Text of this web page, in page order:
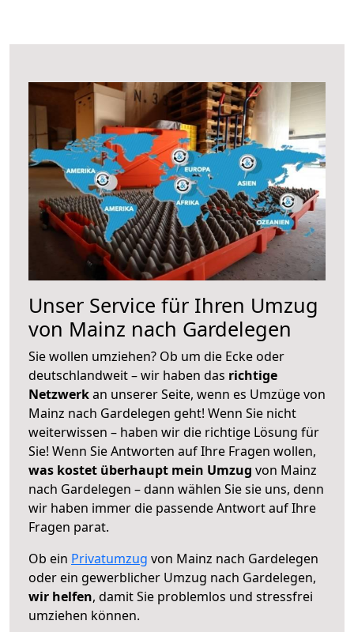
Unser Service für Ihren Umzug
von Mainz nach Gardelegen
Sie wollen umziehen? Ob um die Ecke oder
deutschlandweit – wir haben das richtige
Netzwerkan unserer Seite, wenn es Umzüge von
Mainz nach Gardelegen geht! Wenn Sie nicht
weiterwissen – haben wir die richtige Lösung für
Sie! Wenn Sie Antworten auf Ihre Fragen wollen,
was kostet überhaupt mein Umzug von Mainz
nach Gardelegen – dann wählen Sie sie uns, denn
wir haben immer die passende Antwort auf Ihre
Fragen parat.
Ob ein Privatumzug von Mainz nach Gardelegen
oder ein gewerblicher Umzug nach Gardelegen,
wir helfen, damit Sie problemlos und stressfrei
umziehen können.